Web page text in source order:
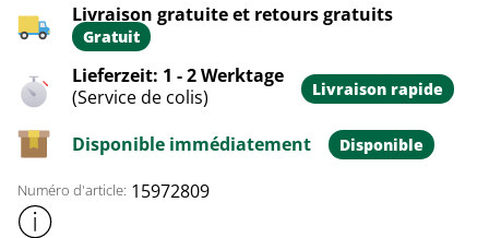
Livraison gratuite et retours gratuits
Gratuit
Lieferzeit: 1 - 2 Werktage
(Service de colis)
Livraison rapide
Disponible immédiatement Disponible
Numéro d'article: 15972809
Afficher plus d'informations sur le produit